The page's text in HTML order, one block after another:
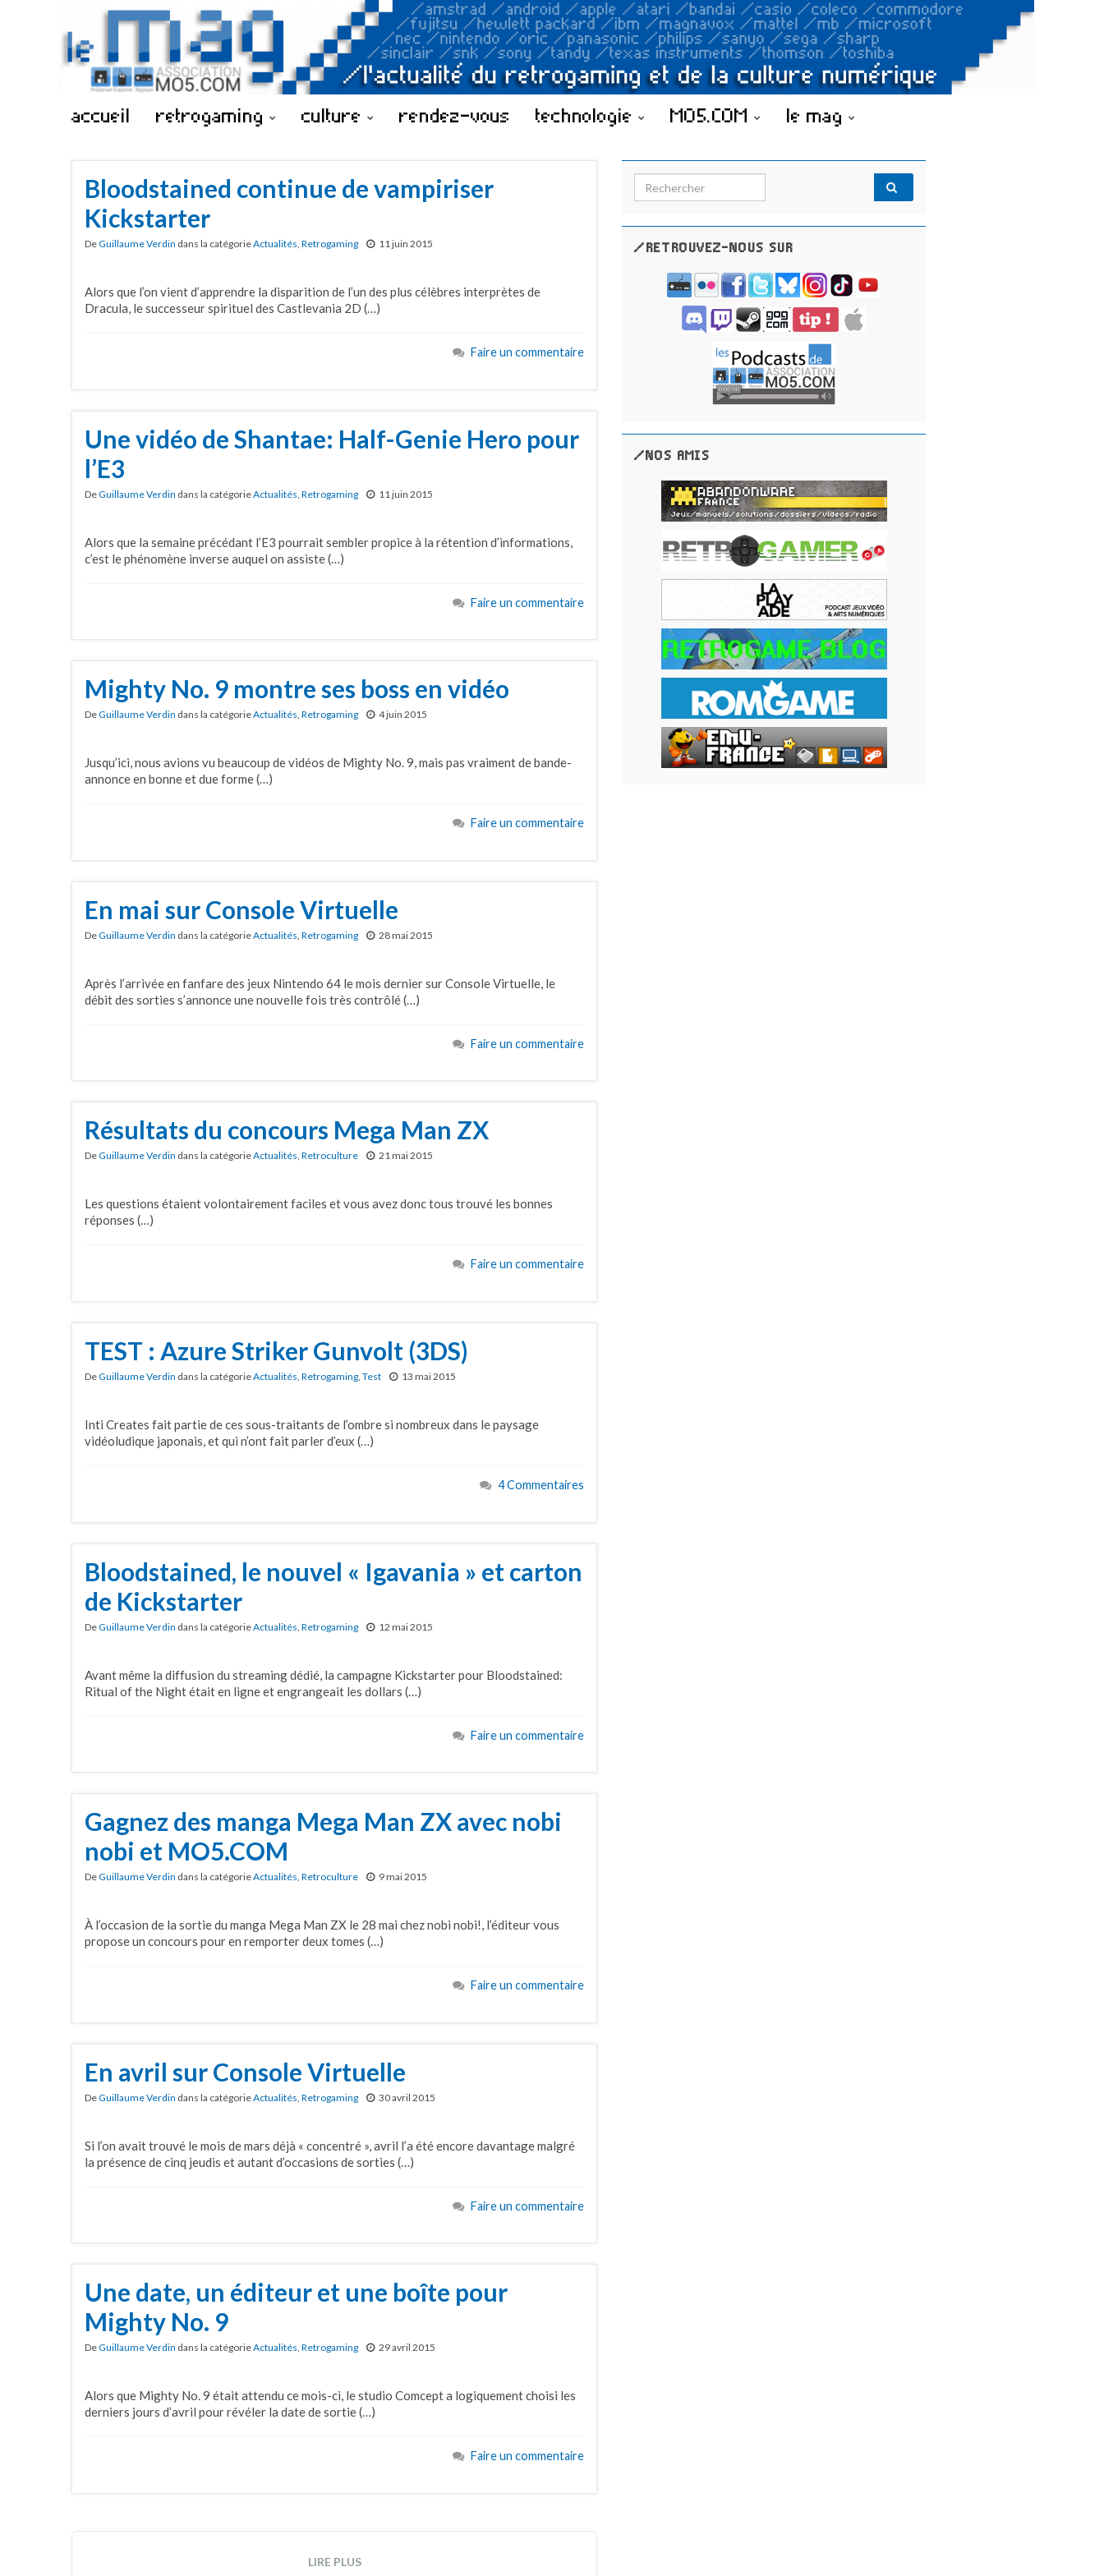
accueil retrogaming culture rendez-vous technologie MO5.COM le mag
Bloodstained continue de vampiriser
Kickstarter
DeGuillaume Verdin dans la catégorieActualités, Retrogaming 11 juin 2015
Alors que l’on vient d’apprendre la disparition de l’un des plus célèbres interprètes de
Dracula, le successeur spirituel des Castlevania 2D (…)
Faire un commentaire
Une vidéo de Shantae: Half-Genie Hero pour
l’E3
DeGuillaume Verdin dans la catégorieActualités Retrogaming 11 juin 2015
Alors que la semaine précédant l’E3 pourrait sembler propice à la rétention d’informations,
c’est le phénomène inverse auquel on assiste (…)
Faire un commentaire
Mighty No. 9 montre ses boss en vidéo
DeGuillaume Verdin dans la catégorieActualités, Retrogaming 4 juin 2015
Jusqu’ici, nous avions vu beaucoup de vidéos de Mighty No. 9, mais pas vraiment de bande-
annonce en bonne et due forme (…)
Faire un commentaire
En mai sur Console Virtuelle
DeGuillaume Verdin dans la catégorieActualités Retrogaming 28 mai 2015
Après l’arrivée en fanfare des jeux Nintendo 64 le mois dernier sur Console Virtuelle, le
débit des sorties s’annonce une nouvelle fois très contrôlé (…)
Faire un commentaire
Résultats du concours Mega Man ZX
DeGuillaume Verdin dans la catégorieActualités, Retroculture 21 mai 2015
Les questions étaient volontairement faciles et vous avez donc tous trouvé les bonnes
réponses (…)
Faire un commentaire
TEST : Azure Striker Gunvolt (3DS)
DeGuillaume Verdin dans la catégorieActualités Retrogaming Test 13 mai 2015
Inti Creates fait partie de ces sous-traitants de l’ombre si nombreux dans le paysage
vidéoludique japonais, et qui n’ont fait parler d’eux (…)
4 Commentaires
Bloodstained, le nouvel « Igavania » et carton
de Kickstarter
DeGuillaume Verdin dans la catégorieActualités Retrogaming 12 mai 2015
Avant même la diffusion du streaming dédié, la campagne Kickstarter pour Bloodstained:
Ritual of the Night était en ligne et engrangeait les dollars (…)
Faire un commentaire
Gagnez des manga Mega Man ZX avec nobi
nobi et MO5.COM
DeGuillaume Verdin dans la catégorieActualités, Retroculture 9 mai 2015
À l’occasion de la sortie du manga Mega Man ZX le 28 mai chez nobi nobi!, l’éditeur vous
propose un concours pour en remporter deux tomes (…)
Faire un commentaire
En avril sur Console Virtuelle
DeGuillaume Verdin dans la catégorieActualités Retrogaming 30 avril 2015
Si l’on avait trouvé le mois de mars déjà « concentré », avril l’a été encore davantage malgré
la présence de cinq jeudis et autant d’occasions de sorties (…)
Faire un commentaire
Une date, un éditeur et une boîte pour
Mighty No. 9
DeGuillaume Verdin dans la catégorieActualités, Retrogaming 29 avril 2015
Alors que Mighty No. 9 était attendu ce mois-ci, le studio Comcept a logiquement choisi les
derniers jours d’avril pour révéler la date de sortie (…)
Faire un commentaire
LIRE PLUS
Search for:
/RETROUVEZ-NOUS SUR
/NOS AMIS